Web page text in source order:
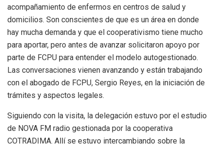
acompañamiento de enfermos en centros de salud y
domicilios. Son conscientes de que es un área en donde
hay mucha demanda y que el cooperativismo tiene mucho
para aportar, pero antes de avanzar solicitaron apoyo por
parte de FCPU para entender el modelo autogestionado.
Las conversaciones vienen avanzando y están trabajando
con el abogado de FCPU, Sergio Reyes, en la iniciación de
trámites y aspectos legales.
Siguiendo con la visita, la delegación estuvo por el estudio
de NOVA FM radio gestionada por la cooperativa
COTRADIMA. Allí se estuvo intercambiando sobre la